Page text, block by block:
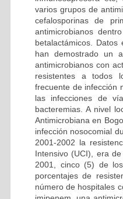
varios grupos de
cefalosporinas de
antimicrobianos
betalactámicos.
han demostrado un
antimicrobianos con
resistentes a todos
frecuente de infección
las infecciones de
bacteremias. A nivel
Antimicrobiana en
infección nosocomial
2001-2002 la
Intensivo (UCI), era
2001, cinco (5) de
porcentajes de
número de hospitales